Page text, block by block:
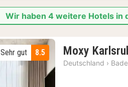
Wir haben 4 weitere Hotels in
8.5
Sehr gut Moxy
Deutschland ›